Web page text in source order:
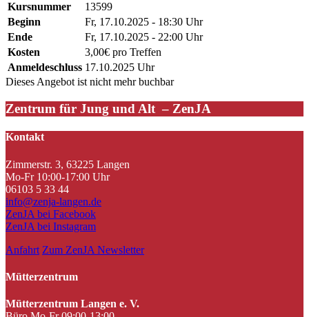
Kursnummer
13599
Beginn
Fr, 17.10.2025 - 18:30 Uhr
Ende
Fr, 17.10.2025 - 22:00 Uhr
Kosten
3,00€ pro Treffen
Anmeldeschluss 17.10.2025 Uhr
Dieses Angebot ist nicht mehr buchbar
Zentrum für Jung und Alt – ZenJA
Kontakt
Zimmerstr. 3, 63225 Langen
Mo-Fr 10:00-17:00 Uhr
06103 5 33 44
info@zenja-langen.de
ZenJA bei Facebook
ZenJA bei Instagram
Anfahrt Zum ZenJA Newsletter
Mütterzentrum
Mütterzentrum Langen e. V.